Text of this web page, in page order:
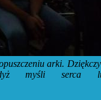
arki.
myśli serca